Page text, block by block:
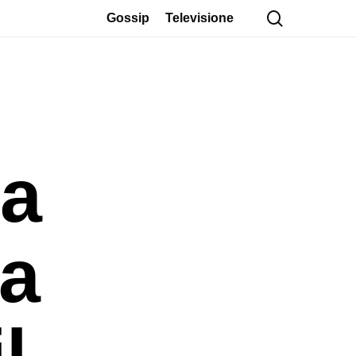
Gossip Televisione